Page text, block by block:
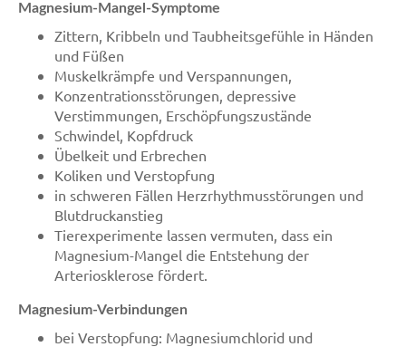
Magnesium-Mangel-Symptome
Zittern, Kribbeln und Taubheitsgefühle in Händen
und Füßen
Muskelkrämpfe und Verspannungen,
Konzentrationsstörungen, depressive
Verstimmungen, Erschöpfungszustände
Schwindel, Kopfdruck
Übelkeit und Erbrechen
Koliken und Verstopfung
in schweren Fällen Herzrhythmusstörungen und
Blutdruckanstieg
Tierexperimente lassen vermuten, dass ein
Magnesium-Mangel die Entstehung der
Arteriosklerose fördert.
Magnesium-Verbindungen
bei Verstopfung: Magnesiumchlorid und